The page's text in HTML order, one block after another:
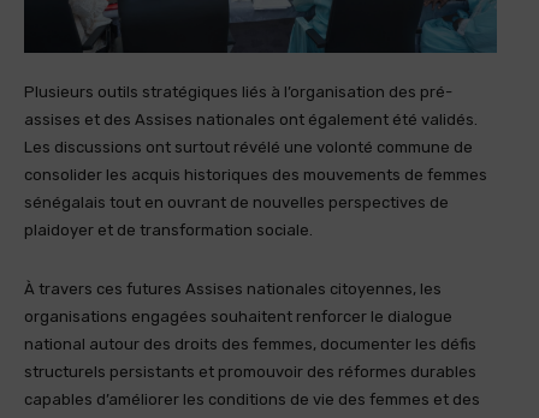
Plusieurs outils stratégiques liés à l’organisation des pré-
assises et des Assises nationales ont également été validés.
Les discussions ont surtout révélé une volonté commune de
consolider les acquis historiques des mouvements de femmes
sénégalais tout en ouvrant de nouvelles perspectives de
plaidoyer et de transformation sociale.
À travers ces futures Assises nationales citoyennes, les
organisations engagées souhaitent renforcer le dialogue
national autour des droits des femmes, documenter les défis
structurels persistants et promouvoir des réformes durables
capables d’améliorer les conditions de vie des femmes et des